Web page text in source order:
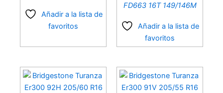
Añadir a la lista de
favoritos
FD663 16T 149/146M
Añadir a la lista de
favoritos